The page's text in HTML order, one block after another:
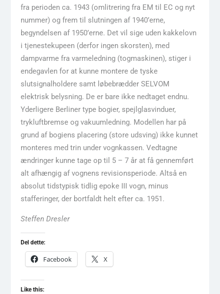
fra perioden ca. 1943 (omlitrering fra EM til EC og nyt
nummer) og frem til slutningen af 1940’erne,
begyndelsen af 1950’erne. Det vil sige uden kakkelovn
i tjenestekupeen (derfor ingen skorsten), med
dampvarme fra varmeledning (togmaskinen), stiger i
endegavlen for at kunne montere de tyske
slutsignalholdere samt løbebrædder SELVOM
elektrisk belysning. De er bare ikke nedtaget endnu.
Yderligere Berliner type bogier, spejlglasvinduer,
trykluftbremse og vakuumledning. Modellen har på
grund af bogiens placering (store udsving) ikke kunnet
monteres med trin under vognkassen. Vedtagne
ændringer kunne tage op til 5 – 7 år at få gennemført
alt afhængig af vognens revisionsperiode. Altså en
absolut tidstypisk tidlig epoke III vogn, minus
stafferinger, der bortfaldt helt efter ca. 1951.
Steffen Dresler
Del dette:
Facebook X
Like this: